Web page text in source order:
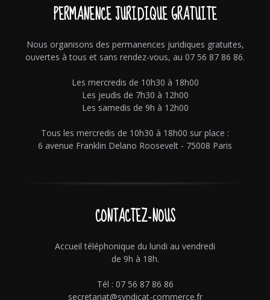
PERMANENCE JURIDIQUE GRATUITE
Nous organisons des permanences juridiques gratuites,
ouvertes à tous et sans rendez-vous, au 07 56 87 86 86.
Les mercredis de 10h30 à 18h00
Les jeudis de 7h30 à 12h00
Les samedis de 9h à 12h00
Tous les mercredis de 10h30 à 18h00 sur place :
6 avenue Franklin Delano Roosevelt - 75008 Paris
CONTACTEZ-NOUS
Accueil téléphonique du lundi au vendredi
de 9h à 18h.
Tél : 07 56 87 86 86
secretariat@syndicat-commerce.fr